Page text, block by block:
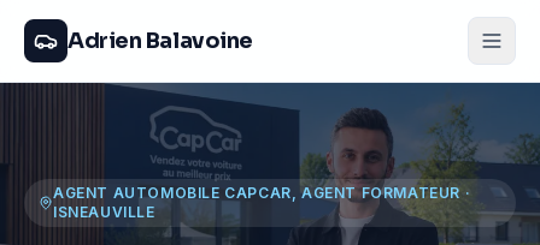
Adrien Balavoine
AGENT AUTOMOBILE CAPCAR, AGENT FORMATEUR ·
ISNEAUVILLE